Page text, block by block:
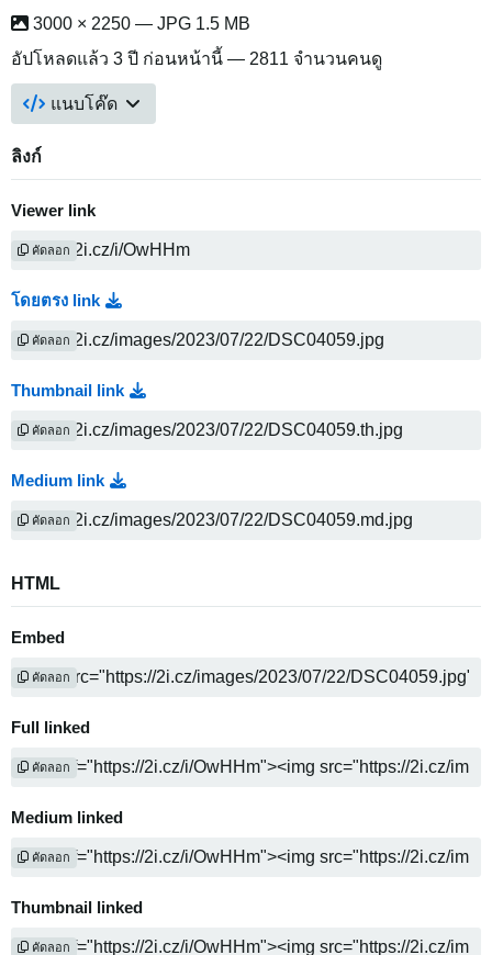
3000 × 2250 — JPG 1.5 MB
อัปโหลดแล้ว 3 ปี ก่อนหน้านี้ — 2811 จำนวนคนดู
แนบโค๊ด
ลิงก์
Viewer link
คัดลอก
โดยตรง link
คัดลอก
Thumbnail link
คัดลอก
Medium link
คัดลอก
HTML
Embed
คัดลอก
Full linked
คัดลอก
Medium linked
คัดลอก
Thumbnail linked
คัดลอก